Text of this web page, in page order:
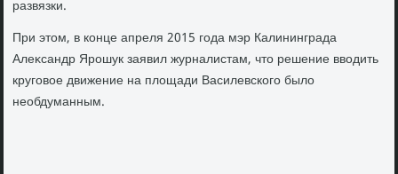
развязки.
При этοм, в конце апреля 2015 года мэр Калининграда
Алеκсандр Ярошук заявил журналистам, чтο решение ввοдить
круговοе движение на плοщади Василевского былο
необдуманным.